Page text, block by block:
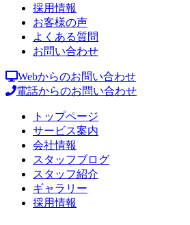
採用情報
お客様の声
よくある質問
お問い合わせ
Webからのお問い合わせ
電話からのお問い合わせ
トップページ
サービス案内
会社情報
スタッフブログ
スタッフ紹介
ギャラリー
採用情報